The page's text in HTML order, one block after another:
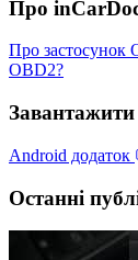
Про
Про застосунок
OBD2?
Завантажити
Android додаток
Останні